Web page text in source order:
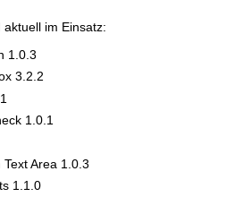
im Einsatz:
1.0.3
3.2.2
1.0.1
Area 1.0.3
1.1.0